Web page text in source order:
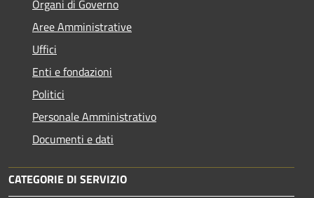
Organi di Governo
Aree Amministrative
Uffici
Enti e fondazioni
Politici
Personale Amministrativo
Documenti e dati
CATEGORIE DI SERVIZIO